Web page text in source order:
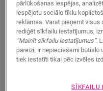
Vai vēlaties ātrāk redzēt
ir palikuši neatbildēti
vienmēr talkā nāks
pārlūkošanas iespējas,
iespējotu sociālo tīklu
reklāmas. Varat pieņemt
rediģēt sīkfailu iestatījumus,
“Mainīt sīkfailu iestatījumus”.
pareizi, ir nepieciešami
tiek iestatīti tikai pēc izvēles
SĪKFAILU